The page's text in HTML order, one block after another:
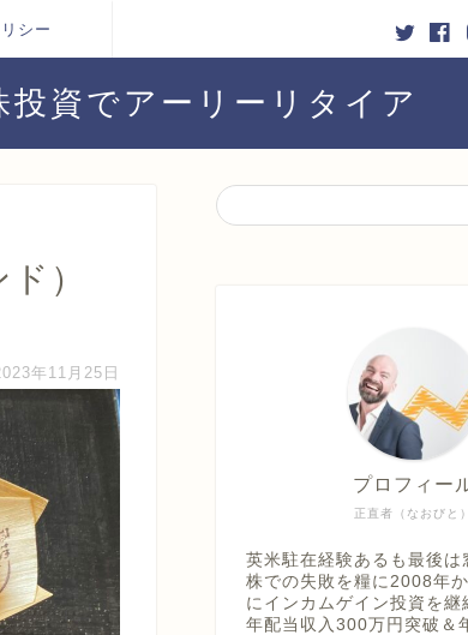
シー
資でアーリーリタイア
）
年11月25日
正直者（なおびと）
プロフィー
英米駐在経験あるも最後は
株での失敗を糧に2008年
にインカムゲイン投資を
年配当収入300万円突破＆